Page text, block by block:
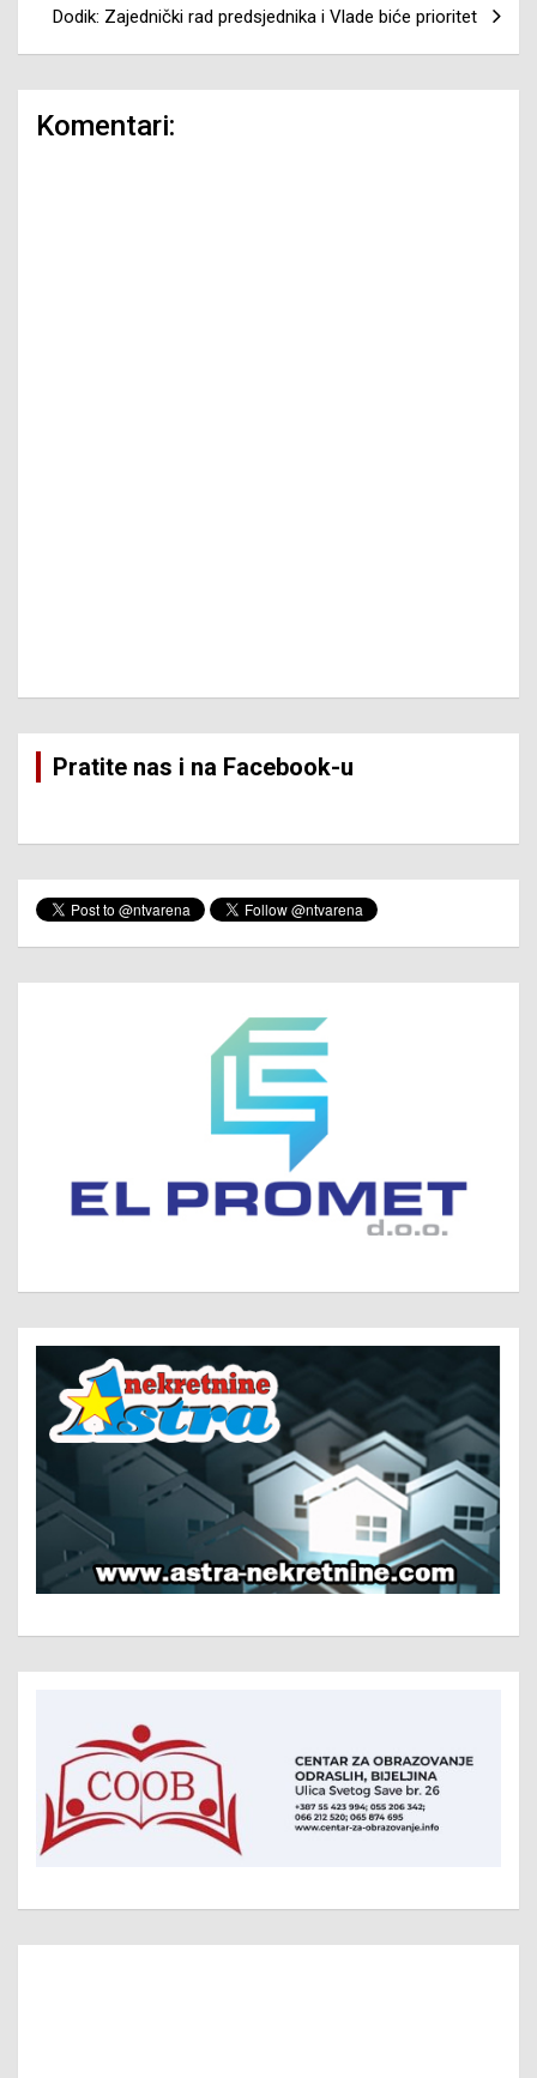
Dodik: Zajednički rad predsjednika i Vlade biće prioritet
Komentari:
Pratite nas i na Facebook-u